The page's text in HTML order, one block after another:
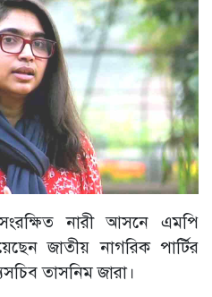
নারী আসনে এমপি
জাতীয় নাগরিক পার্টির
তাসনিম জারা।